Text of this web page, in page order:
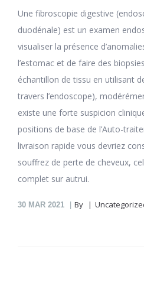
Une fibroscopie digestive
duodénale) est un examen
visualiser la présence
l’estomac et de faire des
échantillon de tissu en utilisant
travers l’endoscope),
existe une forte suspicion
positions de base de l’Auto-
livraison rapide vous devriez
souffrez de perte de cheveux,
complet sur autrui.
30 MAR 2021 By